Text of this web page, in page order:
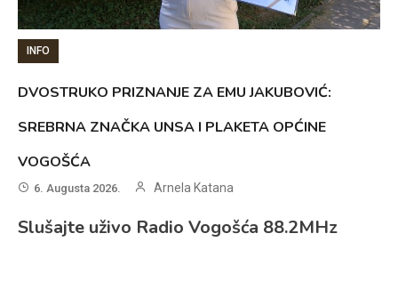
INFO
DVOSTRUKO PRIZNANJE ZA EMU JAKUBOVIĆ:
SREBRNA ZNAČKA UNSA I PLAKETA OPĆINE
VOGOŠĆA
6. Augusta 2026. Arnela Katana
Slušajte uživo Radio Vogošća 88.2MHz